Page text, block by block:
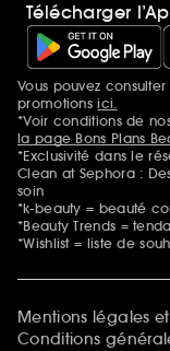
Télécharger
Mentions
Vous pouvez
promotionsici.
*Voir conditions de
la page Bons Plans
*Exclusivité dans le
Clean at Sephora :
soin
*k-beauty = beauté
*Beauty Trends =
*Wishlist = liste de
Mentions légales
Conditions